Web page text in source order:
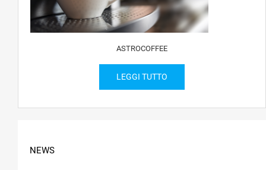
ASTROCOFFEE
LEGGI TUTTO
NEWS